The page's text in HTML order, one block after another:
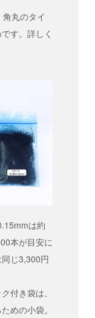
丸のタイ
す。詳しく
は約
本が目安に
じ3,300円
付き袋は、
めの小袋。